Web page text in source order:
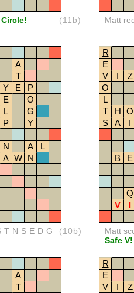
(11b) Matt
A
T
Y E
P
E
O
L
G
P
Y
N A
L
A W N
(10b)
R
E
V
I
Z
O
L
T
H O
S
A I
B E
Q
V
I
Matt
Safe V!
A
T
R
E
V
I
Z